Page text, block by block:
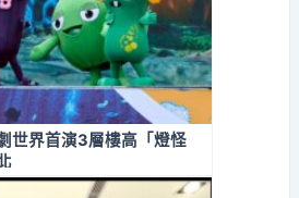
世界首演3層樓高「燈怪